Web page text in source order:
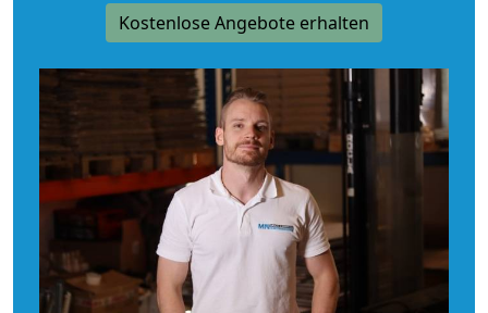
Kostenlose Angebote erhalten